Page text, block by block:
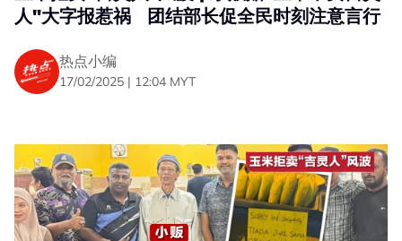
人"大字报惹祸 团结部长促全民时刻注意言行
热点小编
17/02/2025 | 12:04 MYT